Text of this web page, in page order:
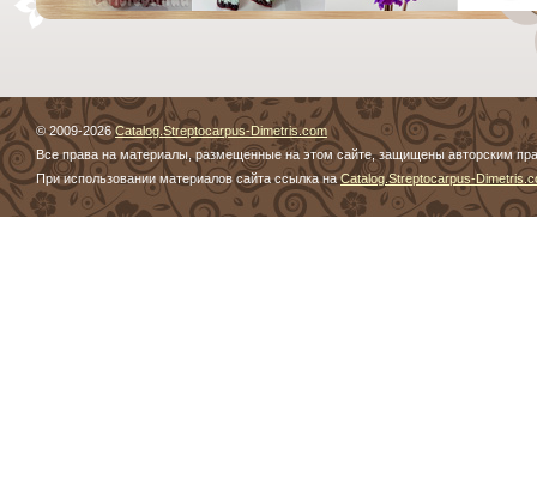
© 2009-2026Catalog.Streptocarpus-Dimetris.com
Все права на материалы, размещенные на этом сайте, защищены авторским
При использовании материалов сайта ссылка наCatalog.Streptocarpus-